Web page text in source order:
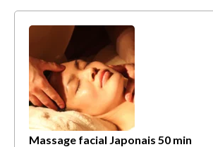
Massage facial Japonais 50 min